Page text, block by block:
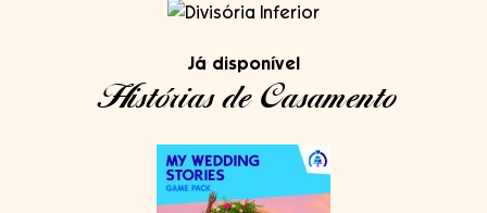
Já disponível
Histórias de Casamento